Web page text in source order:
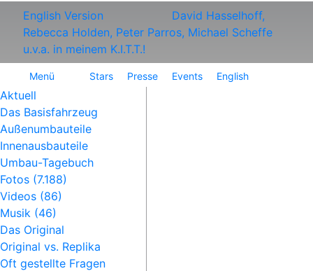
English Version
David Hasselhoff,
Rebecca Holden, Peter Parros, Michael Scheffe
u.v.a. in meinem K.I.T.T.!
Menü Stars Presse Events English
Aktuell
Das Basisfahrzeug
Außenumbauteile
Innenausbauteile
Umbau-Tagebuch
Fotos (7.188)
Videos (86)
Musik (46)
Das Original
Original vs. Replika
Oft gestellte Fragen